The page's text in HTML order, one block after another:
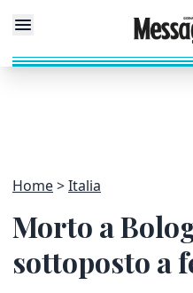
Home Italia
Morto a
sottoposto a